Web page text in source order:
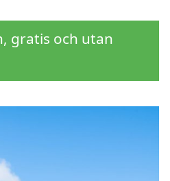
gratis och utan